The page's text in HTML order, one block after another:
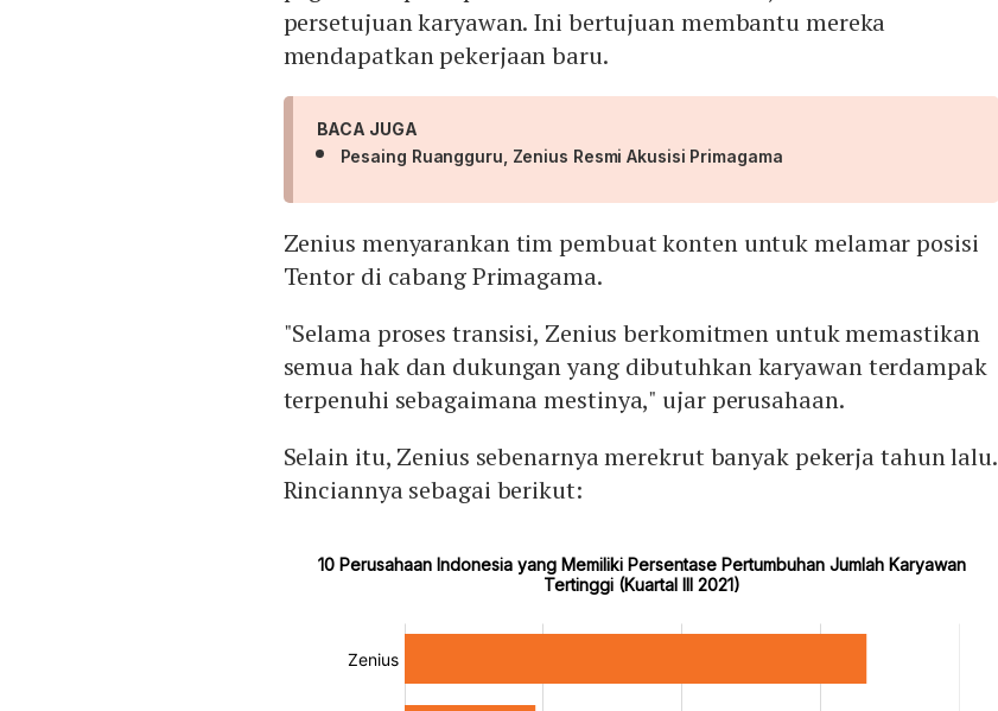
persetujuan karyawan. Ini bertujuan membantu mereka
mendapatkan pekerjaan baru.
BACA JUGA
Pesaing Ruangguru, Zenius Resmi Akusisi Primagama
Zenius menyarankan tim pembuat konten untuk melamar posisi
Tentor di cabang Primagama.
"Selama proses transisi, Zenius berkomitmen untuk memastikan
semua hak dan dukungan yang dibutuhkan karyawan terdampak
terpenuhi sebagaimana mestinya," ujar perusahaan.
Selain itu, Zenius sebenarnya merekrut banyak pekerja tahun lalu.
Rinciannya sebagai berikut: